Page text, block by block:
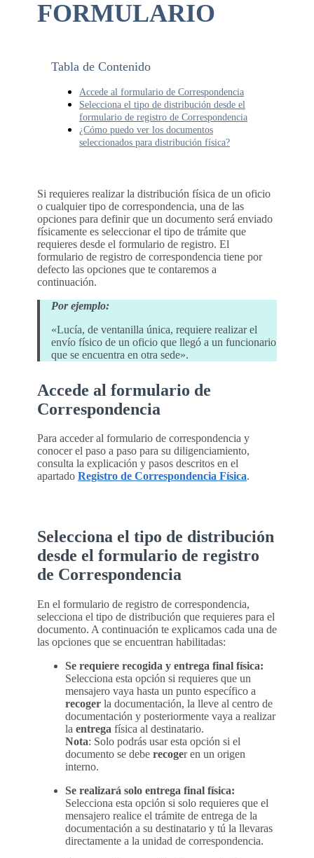
FORMULARIO
Tabla de Contenido
Accede al formulario de Correspondencia
Selecciona el tipo de distribución desde el
formulario de registro de Correspondencia
¿Cómo puedo ver los documentos
seleccionados para distribución física?
Si requieres realizar la distribución física de un oficio
o cualquier tipo de correspondencia, una de las
opciones para definir que un documento será enviado
físicamente es seleccionar el tipo de trámite que
requieres desde el formulario de registro. El
formulario de registro de correspondencia tiene por
defecto las opciones que te contaremos a
continuación.
Por ejemplo:
«Lucía, de ventanilla única, requiere realizar el
envío físico de un oficio que llegó a un funcionario
que se encuentra en otra sede».
Accede al formulario de
Correspondencia
Para acceder al formulario de correspondencia y
conocer el paso a paso para su diligenciamiento,
consulta la explicación y pasos descritos en el
apartado Registro de Correspondencia Física.
Selecciona el tipo de distribución
desde el formulario de registro
de Correspondencia
En el formulario de registro de correspondencia,
selecciona el tipo de distribución que requieres para el
documento. A continuación te explicamos cada una de
las opciones que se encuentran habilitadas:
Se requiere recogida y entrega final física:
Selecciona esta opción si requieres que un
mensajero vaya hasta un punto específico a
recoger la documentación, la lleve al centro de
documentación y posteriormente vaya a realizar
la entrega física al destinatario.
Nota: Solo podrás usar esta opción si el
documento se debe recoger en un origen
interno.
Se realizará solo entrega final física:
Selecciona esta opción si solo requieres que el
mensajero realice el trámite de entrega de la
documentación a su destinatario y tú la llevaras
directamente a la unidad de correspondencia.